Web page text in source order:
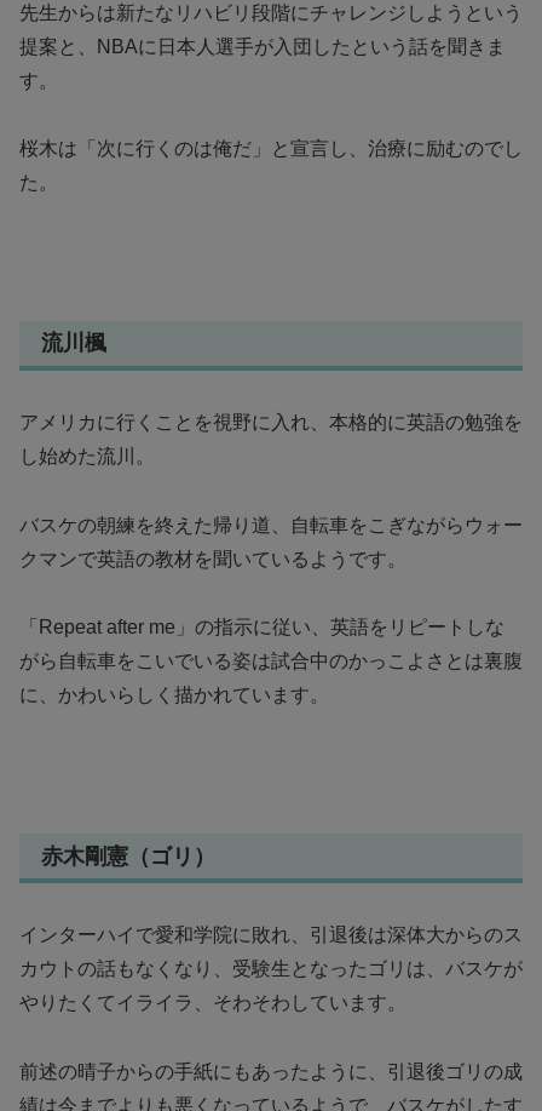
先生からは新たなリハビリ段階にチャレンジしようという
提案と、NBAに日本人選手が入団したという話を聞きま
す。
桜木は「次に行くのは俺だ」と宣言し、治療に励むのでし
た。
流川楓
アメリカに行くことを視野に入れ、本格的に英語の勉強を
し始めた流川。
バスケの朝練を終えた帰り道、自転車をこぎながらウォー
クマンで英語の教材を聞いているようです。
「Repeat after me」の指示に従い、英語をリピートしな
がら自転車をこいでいる姿は試合中のかっこよさとは裏腹
に、かわいらしく描かれています。
赤木剛憲（ゴリ）
インターハイで愛和学院に敗れ、引退後は深体大からのス
カウトの話もなくなり、受験生となったゴリは、バスケが
やりたくてイライラ、そわそわしています。
前述の晴子からの手紙にもあったように、引退後ゴリの成
績は今までよりも悪くなっているようで、バスケがしたす